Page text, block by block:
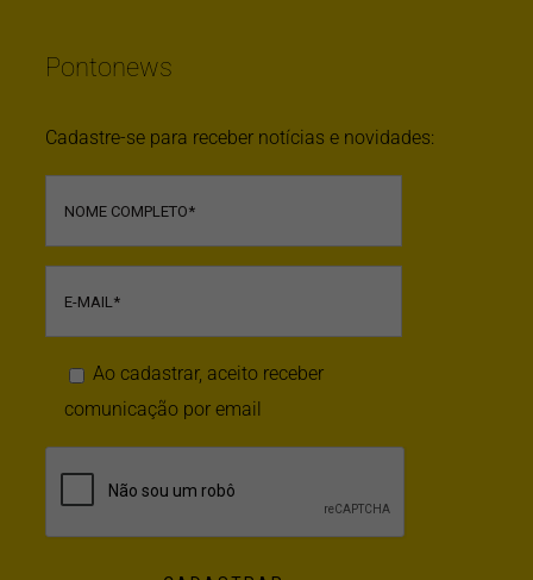
Pontonews
Cadastre-se para receber notícias e novidades:
Ao cadastrar, aceito receber
comunicação por email